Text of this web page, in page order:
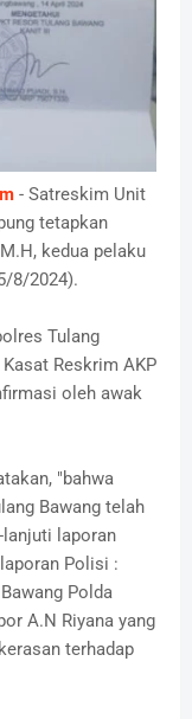
- Satreskim Unit
tetapkan
kedua pelaku
8/2024).
Tulang
Reskrim AKP
oleh awak
"bahwa
Bawang telah
lanjuti laporan
Polisi :
Polda
A.N Riyana yang
terhadap